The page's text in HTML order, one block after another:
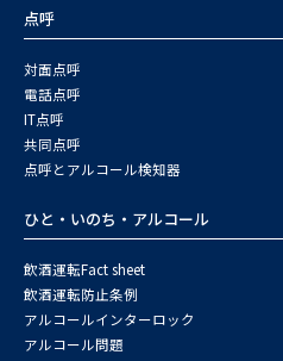
点呼
対面点呼
電話点呼
IT点呼
共同点呼
点呼とアルコール検知器
ひと・いのち・アルコール
飲酒運転Fact sheet
飲酒運転防止条例
アルコールインターロック
アルコール問題